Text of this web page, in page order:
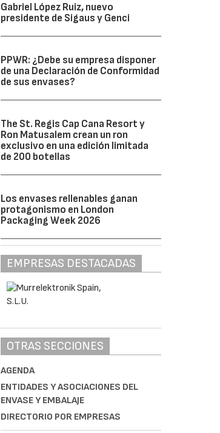
Gabriel López Ruiz, nuevo
presidente de Sigaus y Genci
PPWR: ¿Debe su empresa disponer
de una Declaración de Conformidad
de sus envases?
The St. Regis Cap Cana Resort y
Ron Matusalem crean un ron
exclusivo en una edición limitada
de 200 botellas
Los envases rellenables ganan
protagonismo en London
Packaging Week 2026
EMPRESAS DESTACADAS
OTRAS SECCIONES
AGENDA
ENTIDADES Y ASOCIACIONES DEL
ENVASE Y EMBALAJE
DIRECTORIO POR EMPRESAS